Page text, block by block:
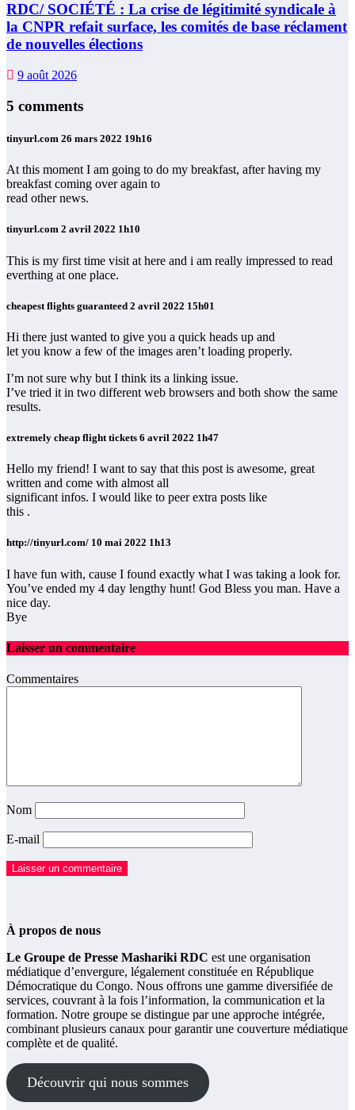
RDC/ SOCIÉTÉ : La crise de légitimité syndicale à
la CNPR refait surface, les comités de base réclament
de nouvelles élections
9 août 2026
5 comments
tinyurl.com 26 mars 2022 19h16
At this moment I am going to do my breakfast, after having my
breakfast coming over again to
read other news.
tinyurl.com 2 avril 2022 1h10
This is my first time visit at here and i am really impressed to read
everthing at one place.
cheapest flights guaranteed 2 avril 2022 15h01
Hi there just wanted to give you a quick heads up and
let you know a few of the images aren’t loading properly.
I’m not sure why but I think its a linking issue.
I’ve tried it in two different web browsers and both show the same
results.
extremely cheap flight tickets 6 avril 2022 1h47
Hello my friend! I want to say that this post is awesome, great
written and come with almost all
significant infos. I would like to peer extra posts like
this .
http://tinyurl.com/ 10 mai 2022 1h13
I have fun with, cause I found exactly what I was taking a look for.
You’ve ended my 4 day lengthy hunt! God Bless you man. Have a
nice day.
Bye
Laisser un commentaire
Commentaires
Nom
E-mail
À propos de nous
Le Groupe de Presse Mashariki RDC est une organisation
médiatique d’envergure, légalement constituée en République
Démocratique du Congo. Nous offrons une gamme diversifiée de
services, couvrant à la fois l’information, la communication et la
formation. Notre groupe se distingue par une approche intégrée,
combinant plusieurs canaux pour garantir une couverture médiatique
complète et de qualité.
Découvrir qui nous sommes